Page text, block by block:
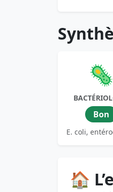
🦠
Bon
E. coli,
🏠